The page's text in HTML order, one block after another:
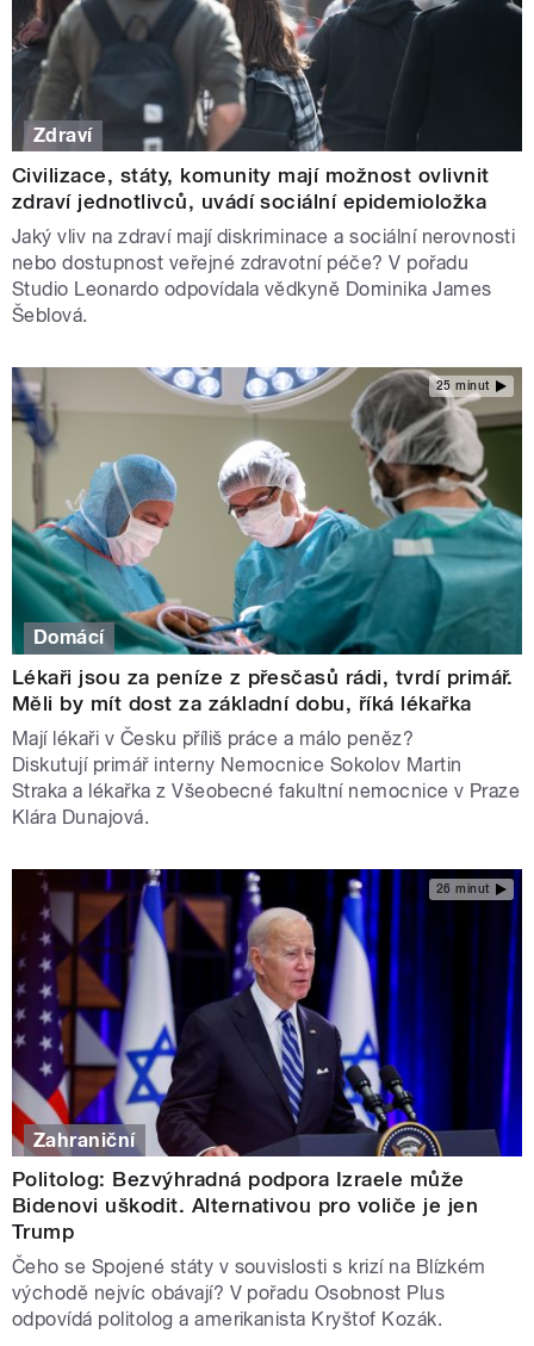
Zdraví
Civilizace, státy, komunity mají možnost ovlivnit
zdraví jednotlivců, uvádí sociální epidemioložka
Jaký vliv na zdraví mají diskriminace a sociální nerovnosti
nebo dostupnost veřejné zdravotní péče? V pořadu
Studio Leonardo odpovídala vědkyně Dominika James
Šeblová.
25 minut
Domácí
Lékaři jsou za peníze z přesčasů rádi, tvrdí primář.
Měli by mít dost za základní dobu, říká lékařka
Mají lékaři v Česku příliš práce a málo peněz?
Diskutují primář interny Nemocnice Sokolov Martin
Straka a lékařka z Všeobecné fakultní nemocnice v Praze
Klára Dunajová.
26 minut
Zahraniční
Politolog: Bezvýhradná podpora Izraele může
Bidenovi uškodit. Alternativou pro voliče je jen
Trump
Čeho se Spojené státy v souvislosti s krizí na Blízkém
východě nejvíc obávají? V pořadu Osobnost Plus
odpovídá politolog a amerikanista Kryštof Kozák.